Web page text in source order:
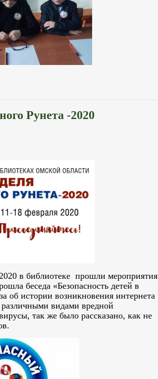
Рунета -2020
в библиотеке прошли мероприятия
беседа «Безопасность детей в
об истории возникновения интернета
видами вредной
так же было рассказано, как не